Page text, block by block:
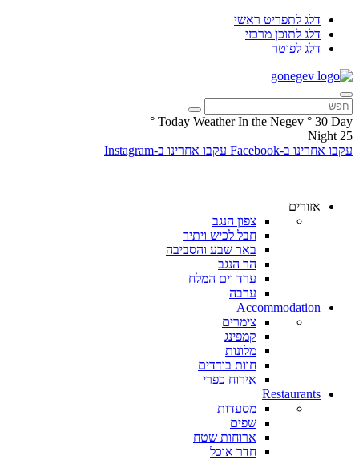
דלג לתפריט ראשי
דלג לתוכן מרכזי
דלג לפוטר
Today Weather In the Negev ° 30 Day
°
25
Night
עקבו אחרינו ב-Facebook
עקבו אחרינו ב-Instagram
אזורים
צפון הנגב
חבל לכיש ויתיר
באר שבע והסביבה
הר הנגב
ערד וים המלח
ערבה
Accommodation
צימרים
קמפינג
מלונות
חוות בודדים
אירוח כפרי
Restaurants
מסעדות
שפים
ארוחות שטח
חדר אוכל